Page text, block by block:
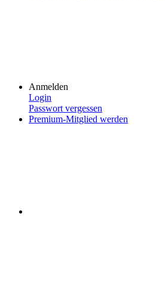
Anmelden
Login
Passwort vergessen
Premium-Mitglied werden